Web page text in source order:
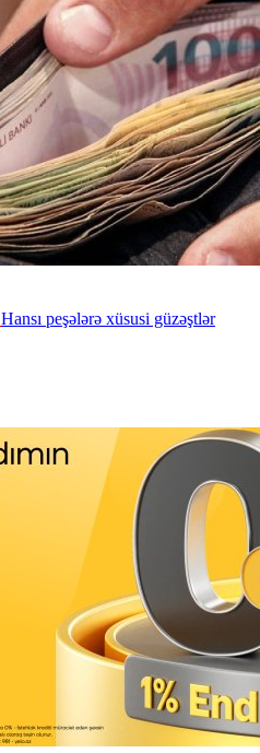
Hansı peşələrə xüsusi güzəştlər